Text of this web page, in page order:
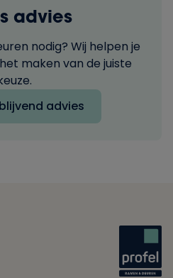
advies
nodig? Wij helpen je
maken van de juiste
advies